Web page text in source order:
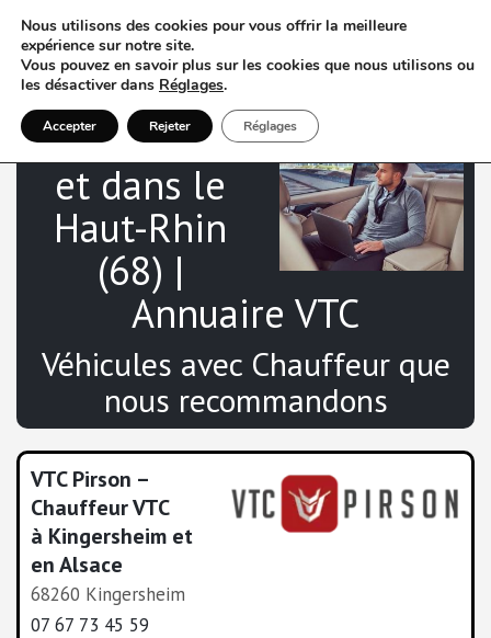
VTC à Colmar
et dans le
Haut-Rhin
(68) |
Annuaire VTC
Véhicules avec Chauffeur que
nous recommandons
VTC Pirson –
Chauffeur VTC
à Kingersheim et
en Alsace
68260 Kingersheim
07 67 73 45 59
Nous utilisons des cookies pour vous offrir la meilleure
expérience sur notre site.
Vous pouvez en savoir plus sur les cookies que nous utilisons ou
les désactiver dans Réglages.
Accepter Rejeter Réglages